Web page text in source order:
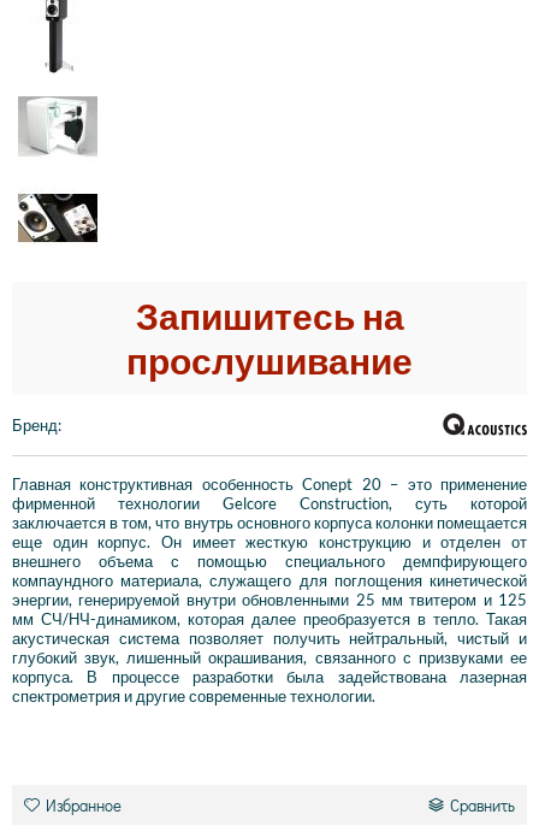
Запишитесь на
прослушивание
Бренд:
Главная конструктивная особенность Conept 20 – это применение
фирменной технологии Gelcore Construction, суть которой
заключается в том, что внутрь основного корпуса колонки помещается
еще один корпус. Он имеет жесткую конструкцию и отделен от
внешнего объема с помощью специального демпфирующего
компаундного материала, служащего для поглощения кинетической
энергии, генерируемой внутри обновленными 25 мм твитером и 125
мм СЧ/НЧ-динамиком, которая далее преобразуется в тепло. Такая
акустическая система позволяет получить нейтральный, чистый и
глубокий звук, лишенный окрашивания, связанного с призвуками ее
корпуса. В процессе разработки была задействована лазерная
спектрометрия и другие современные технологии.
Избранное Сравнить